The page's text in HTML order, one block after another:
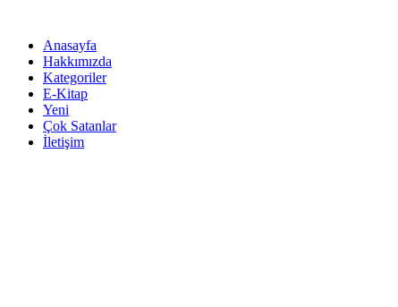
Anasayfa
Hakkımızda
Kategoriler
E-Kitap
Yeni
Çok Satanlar
İletişim